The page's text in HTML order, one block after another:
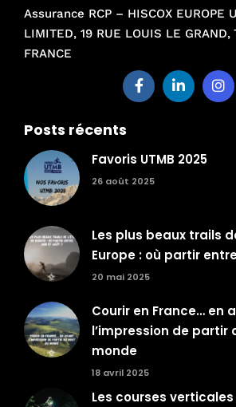
Assurance RCP – HISCOX EUROPE
LIMITED, 19 RUE LOUIS LE GRAND,
FRANCE
Posts récents
Favoris UTMB 2025
26 août 2025
Les plus beaux trails
Europe : où partir
20 mai 2025
Courir en France… en
l’impression de partir
monde
18 avril 2025
Les courses